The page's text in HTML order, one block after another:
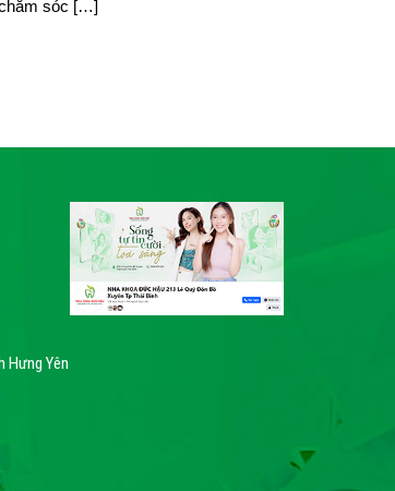
sóc […]
Hưng Yên